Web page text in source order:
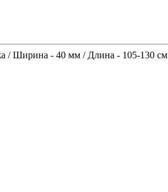
/ Ширина - 40 мм / Длина - 105-130 см